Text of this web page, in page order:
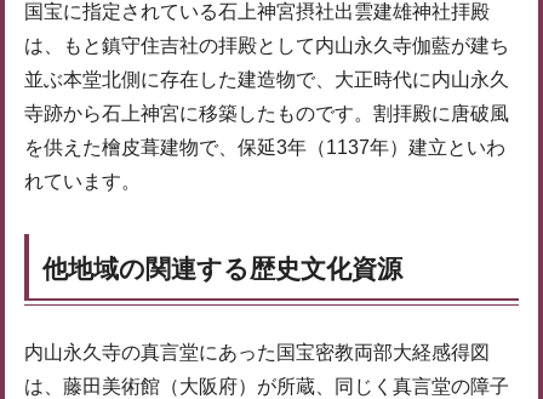
国宝に指定されている石上神宮摂社出雲建雄神社拝殿
は、もと鎮守住吉社の拝殿として内山永久寺伽藍が建ち
並ぶ本堂北側に存在した建造物で、大正時代に内山永久
寺跡から石上神宮に移築したものです。割拝殿に唐破風
を供えた檜皮葺建物で、保延3年（1137年）建立といわ
れています。
他地域の関連する歴史文化資源
内山永久寺の真言堂にあった国宝密教両部大経感得図
は、藤田美術館（大阪府）が所蔵、同じく真言堂の障子